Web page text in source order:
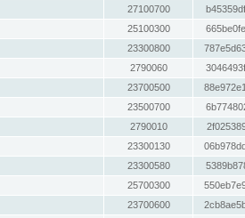
27100700
25100300
23300800
2790060
23700500
23500700
2790010
23300130
23300580
25700300
23700600